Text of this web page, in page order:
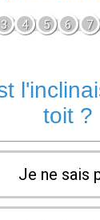
3 4 5 6 7
toit ?
Je ne sais